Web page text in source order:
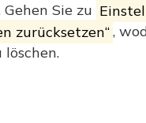
Sie zu
zurücksetzen“,